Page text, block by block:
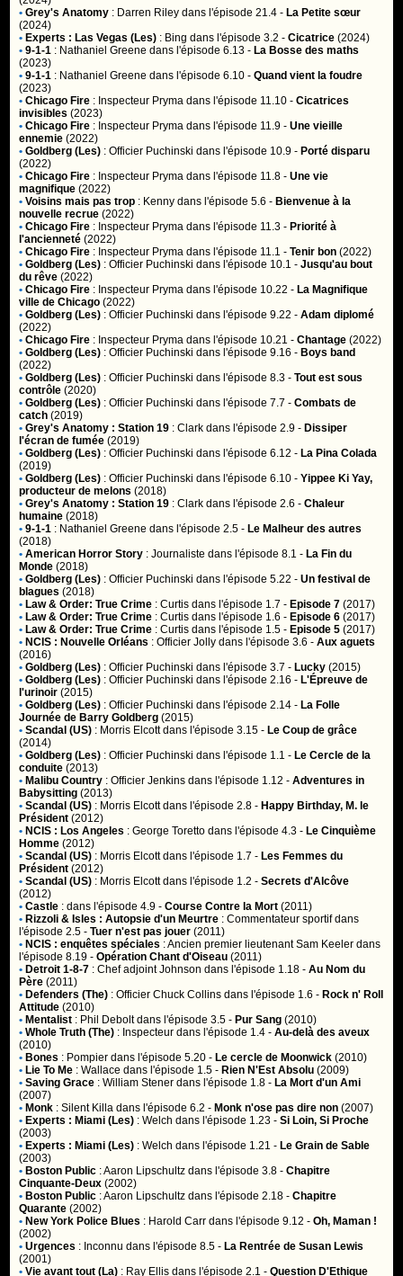
• Grey's Anatomy : Darren Riley dans l'épisode 21.4 - La Petite sœur
(2024)
• Experts : Las Vegas (Les) : Bing dans l'épisode 3.2 -Cicatrice (2024)
• 9-1-1 : Nathaniel Greene dans l'épisode 6.13 - La Bosse des maths
(2023)
• 9-1-1 : Nathaniel Greene dans l'épisode 6.10 -Quand vient la foudre
(2023)
• Chicago Fire : Inspecteur Pryma dans l'épisode 11.10 -Cicatrices
invisibles (2023)
• Chicago Fire : Inspecteur Pryma dans l'épisode 11.9 -Une vieille
ennemie (2022)
• Goldberg (Les) :Officier Puchinski dans l'épisode 10.9 - Porté disparu
(2022)
• Chicago Fire : Inspecteur Pryma dans l'épisode 11.8 -Une vie
magnifique (2022)
• Voisins mais pas trop : Kenny dans l'épisode 5.6 - Bienvenue à la
nouvelle recrue (2022)
• Chicago Fire : Inspecteur Pryma dans l'épisode 11.3 - Priorité à
l'ancienneté (2022)
• Chicago Fire : Inspecteur Pryma dans l'épisode 11.1 -Tenir bon (2022)
• Goldberg (Les) :Officier Puchinski dans l'épisode 10.1 -Jusqu'au bout
du rêve (2022)
• Chicago Fire : Inspecteur Pryma dans l'épisode 10.22 - La Magnifique
ville de Chicago (2022)
• Goldberg (Les) :Officier Puchinski dans l'épisode 9.22 -Adam diplomé
(2022)
• Chicago Fire : Inspecteur Pryma dans l'épisode 10.21 -Chantage (2022)
• Goldberg (Les) :Officier Puchinski dans l'épisode 9.16 - Boys band
(2022)
• Goldberg (Les) :Officier Puchinski dans l'épisode 8.3 -Tout est sous
contrôle (2020)
• Goldberg (Les) :Officier Puchinski dans l'épisode 7.7 -Combats de
catch (2019)
• Grey's Anatomy : Station 19 :Clark dans l'épisode 2.9 - Dissiper
l'écran de fumée (2019)
• Goldberg (Les) :Officier Puchinski dans l'épisode 6.12 - La Pina Colada
(2019)
• Goldberg (Les) :Officier Puchinski dans l'épisode 6.10 -Yippee Ki Yay,
producteur de melons (2018)
• Grey's Anatomy : Station 19 :Clark dans l'épisode 2.6 -Chaleur
humaine (2018)
• 9-1-1 : Nathaniel Greene dans l'épisode 2.5 - Le Malheur des autres
(2018)
• American Horror Story :Journaliste dans l'épisode 8.1 - La Fin du
Monde (2018)
• Goldberg (Les) :Officier Puchinski dans l'épisode 5.22 -Un festival de
blagues (2018)
• Law & Order: True Crime :Curtis dans l'épisode 1.7 - Episode 7 (2017)
• Law & Order: True Crime :Curtis dans l'épisode 1.6 - Episode 6 (2017)
• Law & Order: True Crime :Curtis dans l'épisode 1.5 - Episode 5 (2017)
• NCIS : Nouvelle Orléans :Officier Jolly dans l'épisode 3.6 -Aux aguets
(2016)
• Goldberg (Les) :Officier Puchinski dans l'épisode 3.7 - Lucky (2015)
• Goldberg (Les) :Officier Puchinski dans l'épisode 2.16 - L'Épreuve de
l'urinoir (2015)
• Goldberg (Les) :Officier Puchinski dans l'épisode 2.14 - La Folle
Journée de Barry Goldberg (2015)
• Scandal (US) : Morris Elcottdans l'épisode 3.15 - Le Coup de grâce
(2014)
• Goldberg (Les) :Officier Puchinski dans l'épisode 1.1 - Le Cercle de la
conduite (2013)
• Malibu Country :Officier Jenkins dans l'épisode 1.12 -Adventures in
Babysitting (2013)
• Scandal (US) : Morris Elcottdans l'épisode 2.8 - Happy Birthday, M. le
Président (2012)
• NCIS : Los Angeles :George Toretto dans l'épisode 4.3 - Le Cinquième
Homme (2012)
• Scandal (US) : Morris Elcottdans l'épisode 1.7 - Les Femmes du
Président (2012)
• Scandal (US) : Morris Elcottdans l'épisode 1.2 -Secrets d'Alcôve
(2012)
• Castle :dans l'épisode 4.9 -Course Contre la Mort (2011)
• Rizzoli & Isles : Autopsie d'un Meurtre :Commentateur sportifdans
l'épisode 2.5 -Tuer n'est pas jouer (2011)
• NCIS : enquêtes spéciales :Ancien premier lieutenant Sam Keeler dans
l'épisode 8.19 -Opération Chant d'Oiseau (2011)
• Detroit 1-8-7 :Chef adjoint Johnson dans l'épisode 1.18 -Au Nom du
Père (2011)
• Defenders (The) :Officier Chuck Collins dans l'épisode 1.6 - Rock n' Roll
Attitude (2010)
• Mentalist : Phil Deboltdans l'épisode 3.5 - Pur Sang (2010)
• Whole Truth (The) : Inspecteur dans l'épisode 1.4 -Au-delà des aveux
(2010)
• Bones : Pompier dans l'épisode 5.20 - Le cercle de Moonwick (2010)
• Lie To Me :Wallace dans l'épisode 1.5 - Rien N'Est Absolu (2009)
• Saving Grace :William Stener dans l'épisode 1.8 - La Mort d'un Ami
(2007)
• Monk :Silent Killa dans l'épisode 6.2 - Monk n'ose pas dire non (2007)
• Experts : Miami (Les) :Welch dans l'épisode 1.23 -Si Loin, Si Proche
(2003)
• Experts : Miami (Les) :Welch dans l'épisode 1.21 - Le Grain de Sable
(2003)
• Boston Public :Aaron Lipschultz dans l'épisode 3.8 -Chapitre
Cinquante-Deux (2002)
• Boston Public :Aaron Lipschultz dans l'épisode 2.18 -Chapitre
Quarante (2002)
• New York Police Blues : Harold Carr dans l'épisode 9.12 -Oh, Maman !
(2002)
• Urgences : Inconnu dans l'épisode 8.5 - La Rentrée de Susan Lewis
(2001)
• Vie avant tout (La) : Ray Ellis dans l'épisode 2.1 -Question D'Ethique